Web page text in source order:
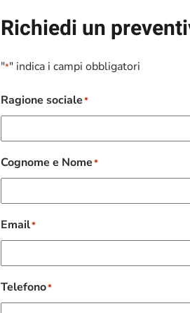
Richiedi un
"*" indica i campi obbligatori
Ragione sociale*
Cognome e Nome*
Email*
Telefono*